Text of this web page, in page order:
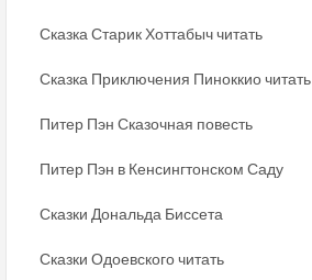
Сказка Старик Хоттабыч читать
Сказка Приключения Пиноккио читать
Питер Пэн Сказочная повесть
Питер Пэн в Кенсингтонском Саду
Сказки Дональда Биссета
Сказки Одоевского читать